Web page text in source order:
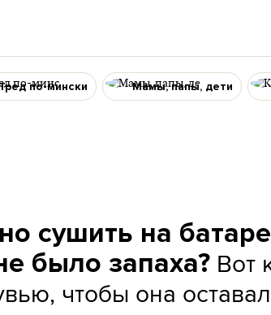
по-мински Мамы, папы, дети
сушить на
было запаха? Вот
чтобы она